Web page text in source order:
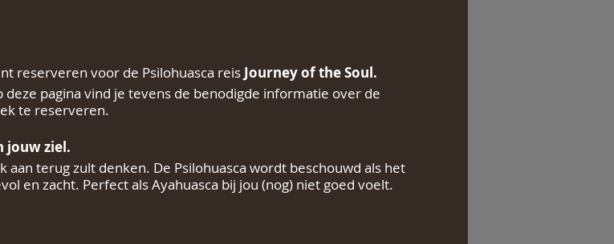
reserveren voor de Psilohuasca reis Journey of the Soul.
pagina vind je tevens de benodigde informatie over de
te reserveren.
jouw ziel.
aan terug zult denken. De Psilohuasca wordt beschouwd als het
en zacht. Perfect als Ayahuasca bij jou (nog) niet goed voelt.